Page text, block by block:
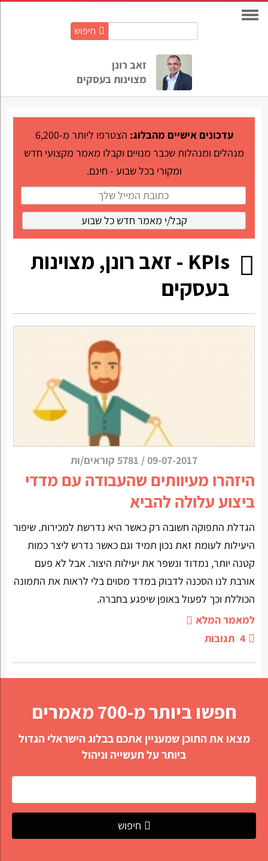
חיפוש
זאב רונן
מצוינות בעסקים
עדכונים אישיים מהבלוג:
הצטרפו ליותר מ-6,200
מנהלים ומנהלות שכבר מנויים וקבלו מאמר מקצועי חדש
ומקורי בכל שבוע - חינם.
KPIs - זאב רונן, מצוינות
בעסקים
09-07-2017
/ 5781 קוראים/ות
היזהרו מעיוותים שהעבודה עם מדדי
ביצוע עלולה להביא
הגדלת התפוקה חשובה רק כאשר היא נדרשת למכירות. שיפור
היעילות לעומת זאת נכון תמיד וגם כאשר נדרש ליצר כמות
קטנה יותר, נמדוד ונשפר את יעילות היצור. אבל לא פעם
אורבת לנו הסכנה לדבוק במדד מסוים בלי לראות את התמונה
הכוללת וכך לפעול באופן שיפגע בחברה.
למאמר המלא
4 תגובות
חפשו ביותר מ-700 מאמרים
מצאו את התוכן שמעניין אתכם בבלוג הישראלי הגדול
ביותר על תעשייה וניהול
חיפוש